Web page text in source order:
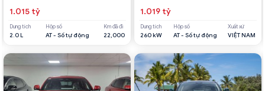
1.015 tỷ
Dung tích
2.0 L
Hộp số
AT - Số tự động
Km đã đi
22,000
1.019 tỷ
Dung tích
260 kW
Hộp số
AT - Số tự động
Xuất xứ
VIỆT NAM